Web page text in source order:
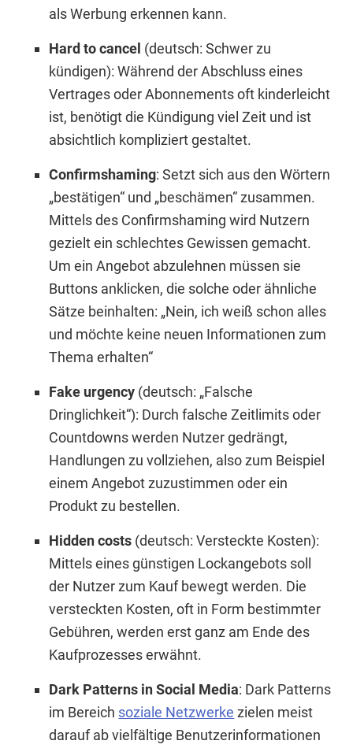
als Werbung erkennen kann.
Hard to cancel (deutsch: Schwer zu
kündigen): Während der Abschluss eines
Vertrages oder Abonnements oft kinderleicht
ist, benötigt die Kündigung viel Zeit und ist
absichtlich kompliziert gestaltet.
Confirmshaming: Setzt sich aus den Wörtern
„bestätigen“ und „beschämen“ zusammen.
Mittels des Confirmshaming wird Nutzern
gezielt ein schlechtes Gewissen gemacht.
Um ein Angebot abzulehnen müssen sie
Buttons anklicken, die solche oder ähnliche
Sätze beinhalten: „Nein, ich weiß schon alles
und möchte keine neuen Informationen zum
Thema erhalten“
Fake urgency (deutsch: „Falsche
Dringlichkeit“): Durch falsche Zeitlimits oder
Countdowns werden Nutzer gedrängt,
Handlungen zu vollziehen, also zum Beispiel
einem Angebot zuzustimmen oder ein
Produkt zu bestellen.
Hidden costs (deutsch: Versteckte Kosten):
Mittels eines günstigen Lockangebots soll
der Nutzer zum Kauf bewegt werden. Die
versteckten Kosten, oft in Form bestimmter
Gebühren, werden erst ganz am Ende des
Kaufprozesses erwähnt.
Dark Patterns in Social Media: Dark Patterns
im Bereich soziale Netzwerke zielen meist
darauf ab vielfältige Benutzerinformationen